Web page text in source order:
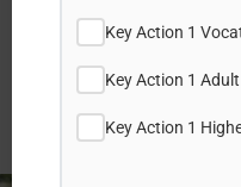
Erasmus +
Key Action 1
Key Action 1
Key Action 1